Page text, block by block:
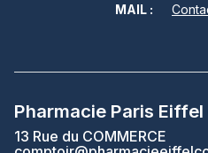
MAIL :
Pharmacie Paris
13 Rue du COMMERCE